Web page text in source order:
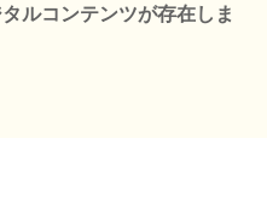
ルコンテンツが存在しま